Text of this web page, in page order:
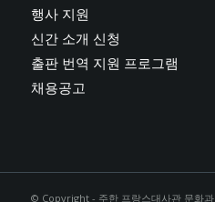
행사 지원
신간 소개 신청
출판 번역 지원 프로그램
채용공고
© Copyright - 주한 프랑스대사관 문화과